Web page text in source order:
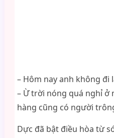
– Hôm nay anh không đi
– Ừ trời nóng quá nghỉ ở
hàng cũng có người
Dực đã bật điều hòa từ